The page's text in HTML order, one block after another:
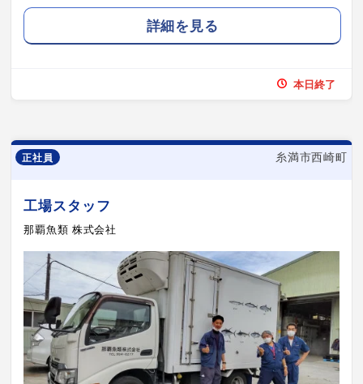
詳細を見る
本日終了
正社員 糸満市西崎町
工場スタッフ
那覇魚類 株式会社